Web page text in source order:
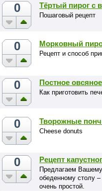
0 Тёртый пирог с
Пошаговый рецепт
0 Морковный
Рецепт и способ
0 Постное
Как приготовить
0 Творожные
Cheese donuts
0 Рецепт
Предлагаем
обеденному столу
очень простой.